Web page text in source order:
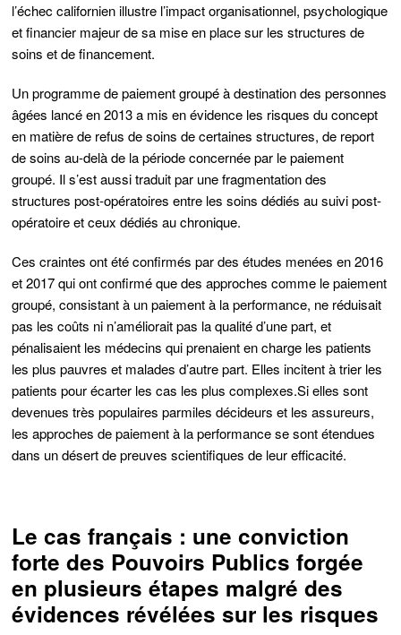
l’échec californien illustre l’impact organisationnel, psychologique
et financier majeur de sa mise en place sur les structures de
soins et de financement.
Un programme de paiement groupé à destinationdes personnes
âgées lancé en 2013 a mis en évidence les risques du concept
en matière de refus de soins de certaines structures, de report
de soins au-delà de la période concernée par le paiement
groupé. Il s’est aussi traduit par une fragmentation des
structures post-opératoires entre les soins dédiés au suivi post-
opératoire et ceux dédiés au chronique.
Ces craintes ont été confirmés par des études menées en 2016
et 2017 qui ont confirmé que des approches comme le paiement
groupé,consistant à un paiement à la performance, ne réduisait
pas les coûts ni n’améliorait pas la qualité d’une part, et
pénalisaient les médecins qui prenaient en charge les patients
les plus pauvres et malades d’autre part. Elles incitent à trier les
patients pour écarter les cas les plus complexes.Si elles sont
devenues très populaires parmiles décideurs et les assureurs,
les approches de paiement à la performance se sont étendues
dans un désert de preuves scientifiques de leur efficacité.
Le cas français : une conviction
forte des Pouvoirs Publics forgée
en plusieurs étapes malgré des
évidences révélées sur les risques